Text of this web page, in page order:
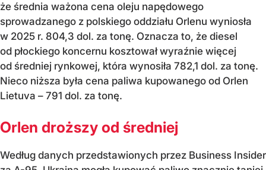
że średnia ważona cena oleju napędowego
sprowadzanego z polskiego oddziału Orlenu wyniosła
w 2025 r. 804,3 dol. za tonę. Oznacza to, że diesel
od płockiego koncernu kosztował wyraźnie więcej
od średniej rynkowej, która wynosiła 782,1 dol. za tonę.
Nieco niższa była cena paliwa kupowanego od Orlen
Lietuva – 791 dol. za tonę.
Orlen droższy od średniej
Według danych przedstawionych przez Business Insider